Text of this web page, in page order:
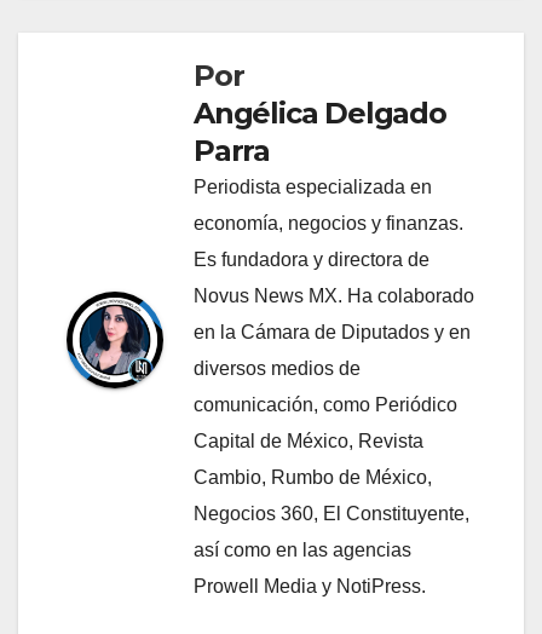
Por
Angélica Delgado
Parra
Periodista especializada en
economía, negocios y finanzas.
Es fundadora y directora de
Novus News MX. Ha colaborado
en la Cámara de Diputados y en
diversos medios de
comunicación, como Periódico
Capital de México, Revista
Cambio, Rumbo de México,
Negocios 360, El Constituyente,
así como en las agencias
Prowell Media y NotiPress.